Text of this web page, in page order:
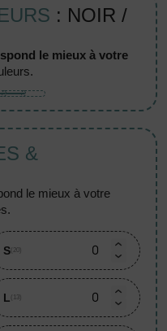
: NOIR /
le mieux à votre
&
le mieux à votre
S (20)
L (13)